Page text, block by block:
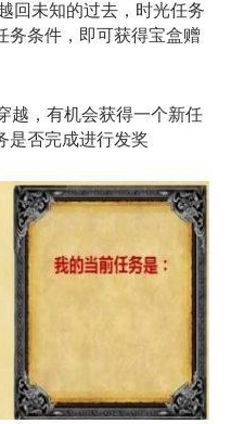
回未知的过去，时光任务
务条件，即可获得宝盒赠
，有机会获得一个新任
是否完成进行发奖